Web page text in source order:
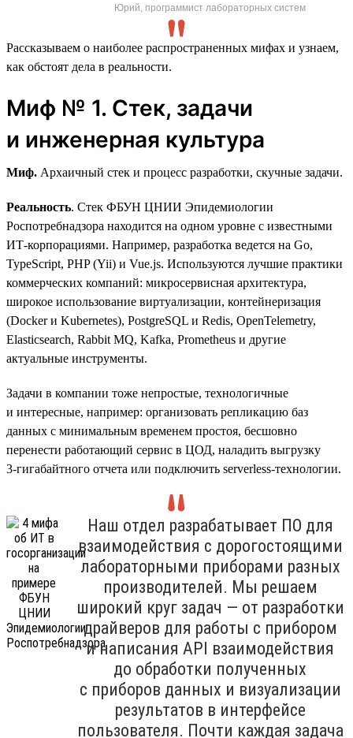
Юрий, программист лабораторных систем
Рассказываем о наиболее распространенных мифах и узнаем,
как обстоят дела в реальности.
Миф № 1. Стек, задачи
и инженерная культура
Миф. Архаичный стек и процесс разработки, скучные задачи.
Реальность. Стек ФБУН ЦНИИ Эпидемиологии
Роспотребнадзора находится на одном уровне с известными
ИТ-корпорациями. Например, разработка ведется на Go,
TypeScript, PHP (Yii) и Vue.js. Используются лучшие практики
коммерческих компаний: микросервисная архитектура,
широкое использование виртуализации, контейнеризация
(Docker и Kubernetes), PostgreSQL и Redis, OpenTelemetry,
Elasticsearch, Rabbit MQ, Kafka, Prometheus и другие
актуальные инструменты.
Задачи в компании тоже непростые, технологичные
и интересные, например: организовать репликацию баз
данных с минимальным временем простоя, бесшовно
перенести работающий сервис в ЦОД, наладить выгрузку
3‑гигабайтного отчета или подключить serverless-технологии.
Наш отдел разрабатывает ПО для
взаимодействия с дорогостоящими
лабораторными приборами разных
производителей. Мы решаем
широкий круг задач — от разработки
драйверов для работы с прибором
и написания API взаимодействия
до обработки полученных
с приборов данных и визуализации
результатов в интерфейсе
пользователя. Почти каждая задача